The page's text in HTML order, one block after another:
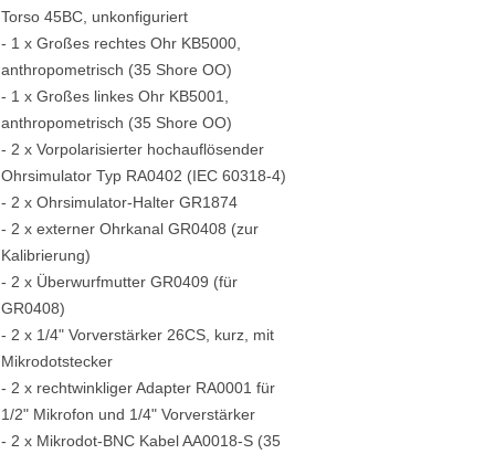
Torso 45BC, unkonfiguriert
- 1 x Großes rechtes Ohr KB5000,
anthropometrisch (35 Shore OO)
- 1 x Großes linkes Ohr KB5001,
anthropometrisch (35 Shore OO)
- 2 x Vorpolarisierter hochauflösender
Ohrsimulator Typ RA0402 (IEC 60318-4)
- 2 x Ohrsimulator-Halter GR1874
- 2 x externer Ohrkanal GR0408 (zur
Kalibrierung)
- 2 x Überwurfmutter GR0409 (für
GR0408)
- 2 x 1/4" Vorverstärker 26CS, kurz, mit
Mikrodotstecker
- 2 x rechtwinkliger Adapter RA0001 für
1/2" Mikrofon und 1/4" Vorverstärker
- 2 x Mikrodot-BNC Kabel AA0018-S (35